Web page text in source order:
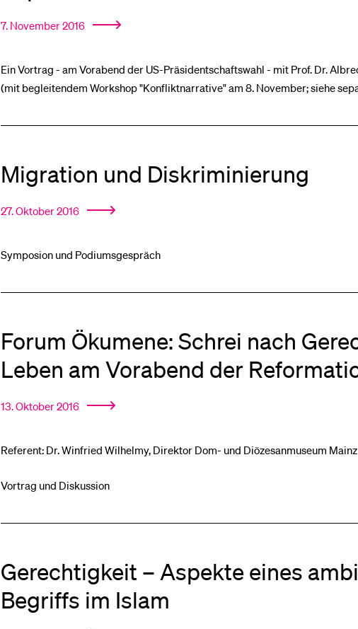
7. November 2016
Ein Vortrag - am Vorabend der US-Präsidentschaftswahl - mit Prof. Dr.
(mit begleitendem Workshop "Konfliktnarrative" am 8. November; siehe
Migration und Diskriminierung
27. Oktober 2016
Symposion und Podiumsgespräch
Forum Ökumene: Schrei nach
Leben am Vorabend der
13. Oktober 2016
Referent: Dr. Winfried Wilhelmy, Direktor Dom- und Diözesanmuseum Mainz
Vortrag und Diskussion
Gerechtigkeit – Aspekte eines
Begriffs im Islam